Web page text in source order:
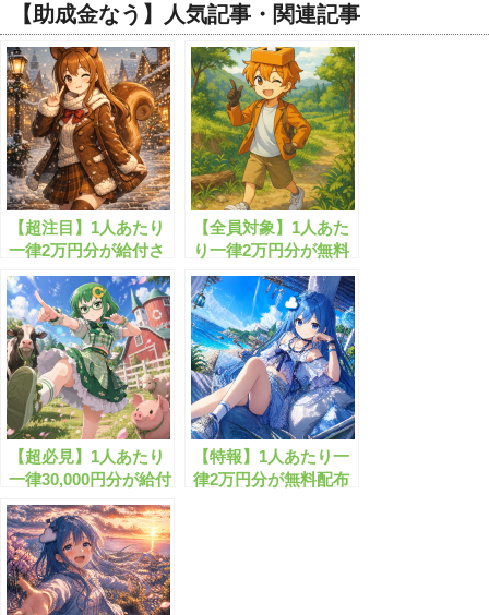
【助成金なう】人気記事・関連記事
【超注目】1人あたり
一律2万円分が給付さ
れまし!!
【全員対象】1人あた
り一律2万円分が無料
配布されます！
【超必見】1人あたり
一律30,000円分が給付
されます！
【特報】1人あたり一
律2万円分が無料配布